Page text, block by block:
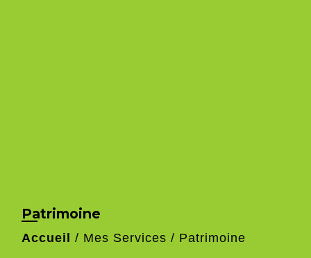
Patrimoine
Accueil / Mes Services / Patrimoine